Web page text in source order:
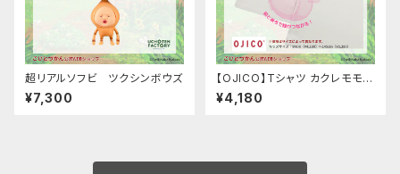
超リアルソフビ ツクシンボウズ
¥7,300
【OJICO】Tシャツ カクレモモジ
リとスモモノウチ（キッズサイズ）
※サイズ別価格
¥4,180